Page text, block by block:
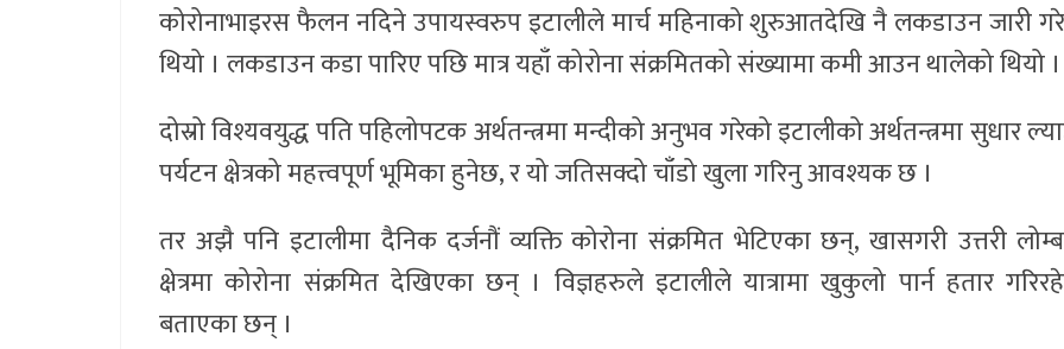
कोरोनाभाइरस फैलन नदिने उपायस्वरुप इटालीले मार्च महिनाको शुरुआतदेखि नै लकडाउन जारी
थियो । लकडाउन कडा पारिए पछि मात्र यहाँ कोरोना संक्रमितको संख्यामा कमी आउन थालेको थियो ।
दोस्रो विश्यवयुद्ध पति पहिलोपटक अर्थतन्त्रमा मन्दीको अनुभव गरेको इटालीको अर्थतन्त्रमा सुधार
पर्यटन क्षेत्रको महत्त्वपूर्ण भूमिका हुनेछ, र यो जतिसक्दो चाँडो खुला गरिनु आवश्यक छ ।
तर अझै पनि इटालीमा दैनिक दर्जनौं व्यक्ति कोरोना संक्रमित भेटिएका छन्, खासगरी उत्तरी
क्षेत्रमा कोरोना संक्रमित देखिएका छन् । विज्ञहरुले इटालीले यात्रामा खुकुलो पार्न हतार
बताएका छन् ।